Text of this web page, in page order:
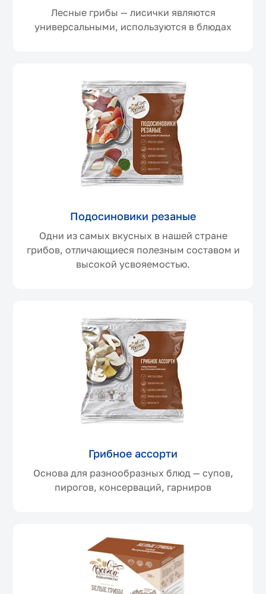
Лесные грибы — лисички являются
универсальными, используются в блюдах
Подосиновики резаные
Одни из самых вкусных в нашей стране
грибов, отличающиеся полезным составом и
высокой усвояемостью.
Грибное ассорти
Основа для разнообразных блюд — супов,
пирогов, консерваций, гарниров